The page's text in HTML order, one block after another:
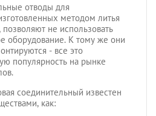
отводы для
методом литья
не использовать
оборудование. К тому же они
- все это
популярность на рынке
соединительный известен
как: